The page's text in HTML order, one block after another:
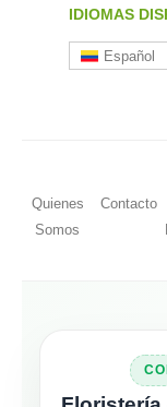
IDIOMAS
Español
Quienes
Somos
Contacto